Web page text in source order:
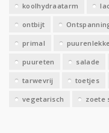
koolhydraatarm
ontbijt
primal
puureten salade
tarwevrij toetjes
vegetarisch zoete